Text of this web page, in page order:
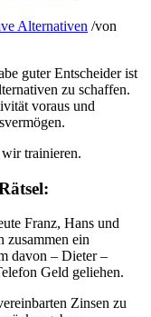
Alternativen /von
guter Entscheider ist
zu schaffen.
voraus und
trainieren.
Franz, Hans und
zusammen ein
davon – Dieter –
Geld geliehen.
Zinsen zu